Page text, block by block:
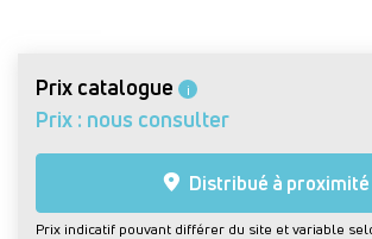
Prix catalogue i
Prix : nous consulter
Distribué à proximité
Prix indicatif pouvant différer du site et variable